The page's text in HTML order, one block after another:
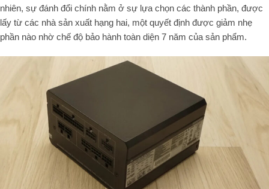
nhiên, sự đánh đổi chính nằm ở sự lựa chọn các thành phần, được
lấy từ các nhà sản xuất hạng hai, một quyết định được giảm nhẹ
phần nào nhờ chế độ bảo hành toàn diện 7 năm của sản phẩm.